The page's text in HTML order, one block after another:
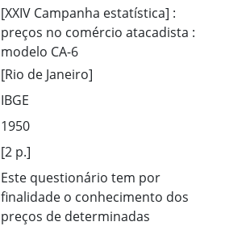
[XXIV Campanha estatística] :
preços no comércio atacadista :
modelo CA-6
[Rio de Janeiro]
IBGE
1950
[2 p.]
Este questionário tem por
finalidade o conhecimento dos
preços de determinadas